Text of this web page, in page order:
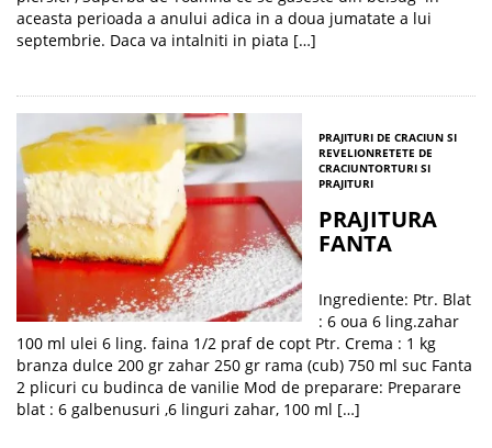
aceasta perioada a anului adica in a doua jumatate a lui
septembrie. Daca va intalniti in piata […]
PRAJITURI DE CRACIUN SI
REVELIONRETETE DE
CRACIUNTORTURI SI
PRAJITURI
PRAJITURA
FANTA
Ingrediente: Ptr. Blat
: 6 oua 6 ling.zahar
100 ml ulei 6 ling. faina 1/2 praf de copt Ptr. Crema : 1 kg
branza dulce 200 gr zahar 250 gr rama (cub) 750 ml suc Fanta
2 plicuri cu budinca de vanilie Mod de preparare: Preparare
blat : 6 galbenusuri ,6 linguri zahar, 100 ml […]